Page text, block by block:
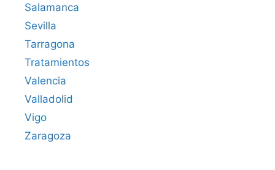
Salamanca
Sevilla
Tarragona
Tratamientos
Valencia
Valladolid
Vigo
Zaragoza